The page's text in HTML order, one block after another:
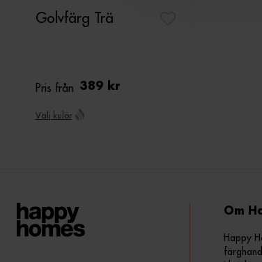
Golvfärg Trä
Pris från 389 kr
Välj kulör
Om
Happy